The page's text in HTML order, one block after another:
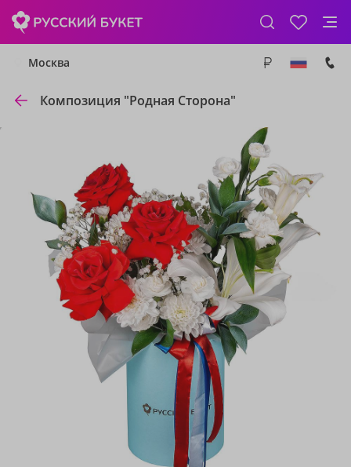
Москва
Композиция "Родная Сторона"